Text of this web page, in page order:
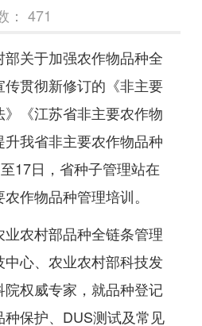
： 471
关于加强农作物品种全
贯彻新修订的《非主要
《江苏省非主要农作物
我省非主要农作物品种
17日，省种子管理站在
作物品种管理培训。
农村部品种全链条管理
心、农业农村部科技发
权威专家，就品种登记
保护、DUS测试及常见